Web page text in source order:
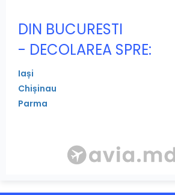
DIN BUCURESTI
- DECOLAREA SPRE:
Iași
Chișinau
Parma